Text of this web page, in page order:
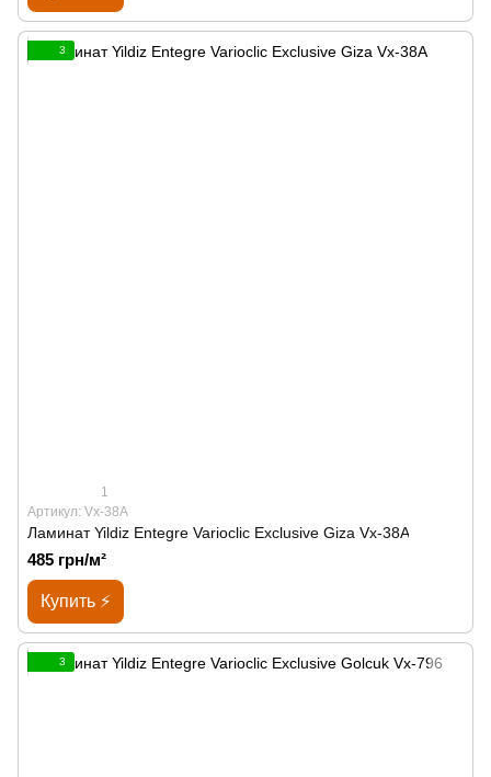
3
1
Артикул: Vx-38A
Ламинат Yildiz Entegre Varioclic Exclusive Giza Vx-38A
485 грн/м²
Купить ⚡
3